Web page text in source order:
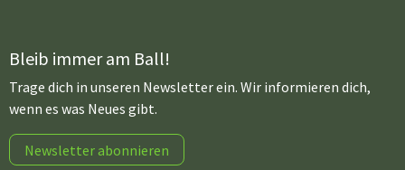
Bleib immer am Ball!
Trage dich in unseren Newsletter ein. Wir informieren dich,
wenn es was Neues gibt.
Newsletter abonnieren